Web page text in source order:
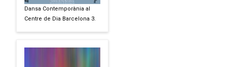
Dansa Contemporània al
Centre de Dia Barcelona 3.